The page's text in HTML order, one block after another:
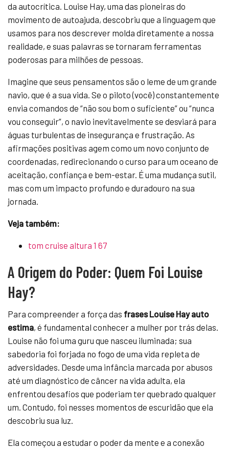
da autocrítica. Louise Hay, uma das pioneiras do
movimento de autoajuda, descobriu que a linguagem que
usamos para nos descrever molda diretamente a nossa
realidade, e suas palavras se tornaram ferramentas
poderosas para milhões de pessoas.
Imagine que seus pensamentos são o leme de um grande
navio, que é a sua vida. Se o piloto (você) constantemente
envia comandos de “não sou bom o suficiente” ou “nunca
vou conseguir”, o navio inevitavelmente se desviará para
águas turbulentas de insegurança e frustração. As
afirmações positivas agem como um novo conjunto de
coordenadas, redirecionando o curso para um oceano de
aceitação, confiança e bem-estar. É uma mudança sutil,
mas com um impacto profundo e duradouro na sua
jornada.
Veja também:
tom cruise altura 1 67
A Origem do Poder: Quem Foi Louise
Hay?
Para compreender a força das frases Louise Hay auto
estima, é fundamental conhecer a mulher por trás delas.
Louise não foi uma guru que nasceu iluminada; sua
sabedoria foi forjada no fogo de uma vida repleta de
adversidades. Desde uma infância marcada por abusos
até um diagnóstico de câncer na vida adulta, ela
enfrentou desafios que poderiam ter quebrado qualquer
um. Contudo, foi nesses momentos de escuridão que ela
descobriu sua luz.
Ela começou a estudar o poder da mente e a conexão